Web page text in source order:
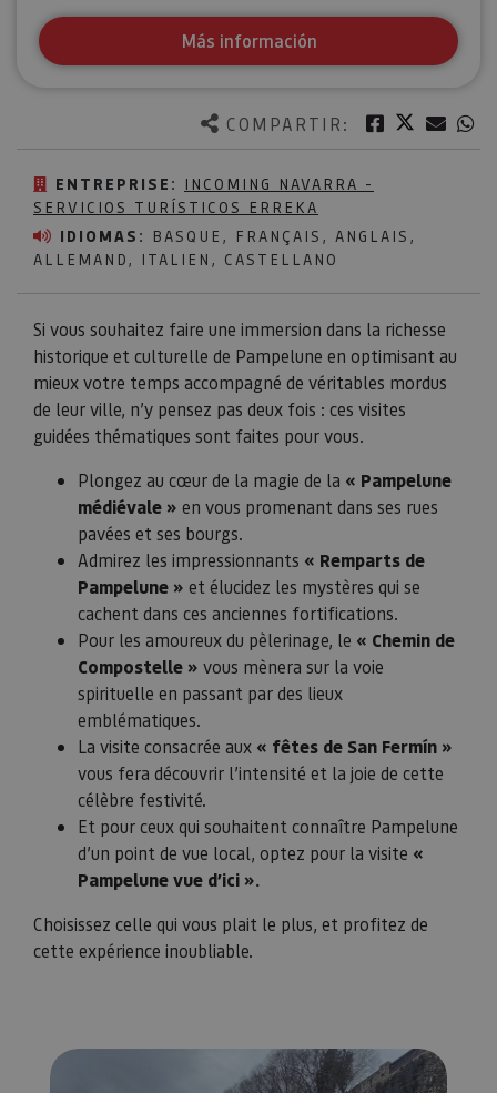
COMPARTIR: Facebook
Twitter
ENTREPRISE:
INCOMING NAVARRA -
SERVICIOS TURÍSTICOS ERREKA
IDIOMAS:
BASQUE, FRANÇAIS, ANGLAIS,
ALLEMAND, ITALIEN, CASTELLANO
Si vous souhaitez faire une immersion dans la richesse
historique et culturelle de Pampelune en optimisant au
mieux votre temps accompagné de véritables mordus
de leur ville, n’y pensez pas deux fois : ces visites
guidées thématiques sont faites pour vous.
Plongez au cœur de la magie de la « Pampelune
médiévale » en vous promenant dans ses rues
pavées et ses bourgs.
Admirez les impressionnants « Remparts de
Pampelune » et élucidez les mystères qui se
cachent dans ces anciennes fortifications.
Pour les amoureux du pèlerinage, le « Chemin de
Compostelle » vous mènera sur la voie
spirituelle en passant par des lieux
emblématiques.
La visite consacrée aux « fêtes de San Fermín »
vous fera découvrir l’intensité et la joie de cette
célèbre festivité.
Et pour ceux qui souhaitent connaître Pampelune
d’un point de vue local, optez pour la visite «
Pampelune vue d’ici ».
Choisissez celle qui vous plait le plus, et profitez de
cette expérience inoubliable.
Más información